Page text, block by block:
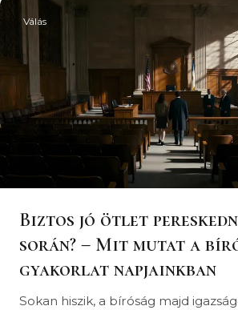
Válás
Biztos jó ötlet
során? – Mit mutat a
gyakorlat napjainkban
Sokan hiszik, a bíróság majd